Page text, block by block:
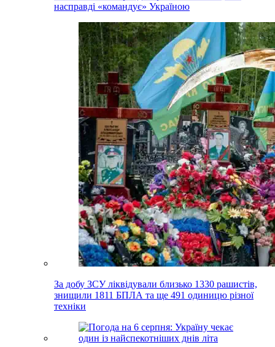
насправді «командує» Україною
За добу ЗСУ ліквідували близько 1330 рашистів,
знищили 1811 БПЛА та ще 491 одиницю різної
техніки